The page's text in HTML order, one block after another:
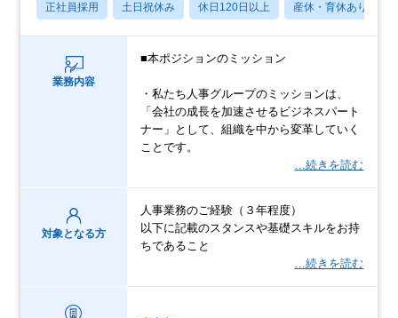
正社員採用 土日祝休み 休日120日以上 産休・育休あり
業務内容
■本ポジションのミッション
・私たち人事グループのミッションは、
「会社の成長を加速させるビジネスパート
ナー」として、組織を中から変革していく
ことです。
…続きを読む
対象となる方
人事業務のご経験（３年程度）
以下に記載のスタンスや基礎スキルをお持
ちであること
…続きを読む